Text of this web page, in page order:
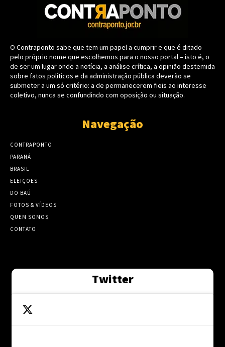
O Contraponto sabe que tem um papel a cumprir e que é ditado
pelo próprio nome que escolhemos para o nosso portal – isto é, o
de ser um lugar onde a notícia, a análise crítica, a opinião destemida
sobre fatos políticos e da administração pública deverão se
submeter a um só critério: a de permanecerem fieis ao interesse
coletivo, nunca se confundindo com oposição ou situação.
Navegação
CONTRAPONTO
PARANÁ
BRASIL
ELEIÇÕES
DO BAÚ
FOTOS & VÍDEOS
QUEM SOMOS
CONTATO
Twitter